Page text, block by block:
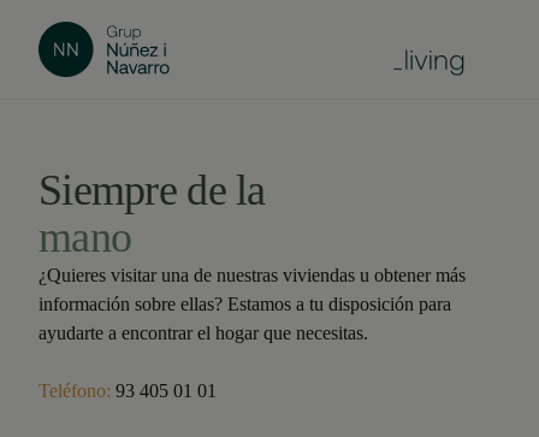
Siempre de la
mano
¿Quieres visitar una de nuestras viviendas u obtener más
información sobre ellas? Estamos a tu disposición para
ayudarte a encontrar el hogar que necesitas.
Teléfono: 93 405 01 01